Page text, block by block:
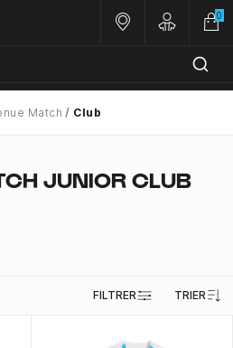
Nos magasins
Customer
0
Match Club
JUNIOR CLUB
FILTRER TRIER